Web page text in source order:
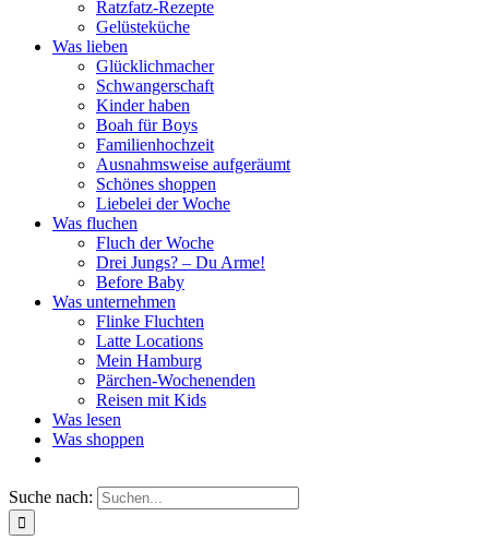
Ratzfatz-Rezepte
Gelüsteküche
Was lieben
Glücklichmacher
Schwangerschaft
Kinder haben
Boah für Boys
Familienhochzeit
Ausnahmsweise aufgeräumt
Schönes shoppen
Liebelei der Woche
Was fluchen
Fluch der Woche
Drei Jungs? – Du Arme!
Before Baby
Was unternehmen
Flinke Fluchten
Latte Locations
Mein Hamburg
Pärchen-Wochenenden
Reisen mit Kids
Was lesen
Was shoppen
Suche nach: